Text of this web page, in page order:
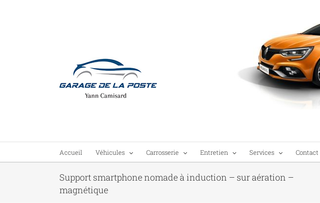
Accueil Véhicules Carrosserie Entretien Services Contact
Support smartphone nomade à induction – sur aération –
magnétique